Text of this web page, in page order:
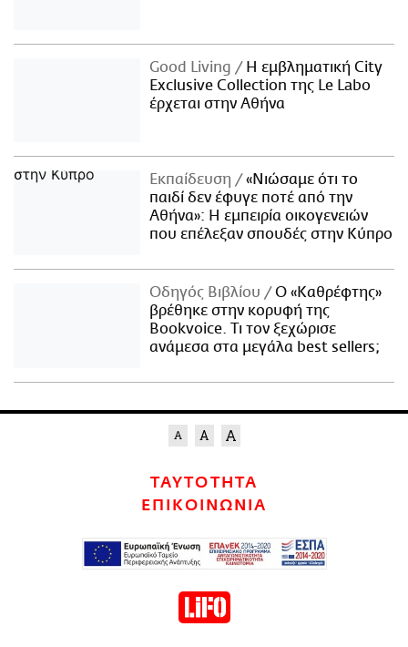
Good Living
Η εμβληματική City
Exclusive Collection της Le Labo
έρχεται στην Αθήνα
Εκπαίδευση
«Νιώσαμε ότι το
παιδί δεν έφυγε ποτέ από την
Αθήνα»: Η εμπειρία οικογενειών
που επέλεξαν σπουδές στην Κύπρο
Οδηγός Βιβλίου
Ο «Καθρέφτης»
βρέθηκε στην κορυφή της
Bookvoice. Τι τον ξεχώρισε
ανάμεσα στα μεγάλα best sellers;
ΤΑΥΤΟΤΗΤΑ
ΕΠΙΚΟΙΝΩΝΙΑ